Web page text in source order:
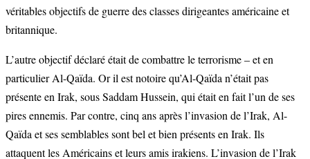
véritables objectifs de guerre des classes dirigeantes américaine et
britannique.
L’autre objectif déclaré était de combattre le terrorisme – et en
particulier Al-Qaïda. Or il est notoire qu’Al-Qaïda n’était pas
présente en Irak, sous Saddam Hussein, qui était en fait l’un de ses
pires ennemis. Par contre, cinq ans après l’invasion de l’Irak, Al-
Qaïda et ses semblables sont bel et bien présents en Irak. Ils
attaquent les Américains et leurs amis irakiens. L’invasion de l’Irak